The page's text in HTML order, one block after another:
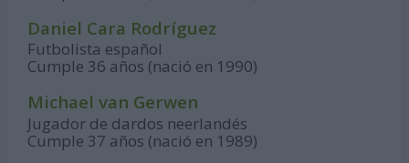
Daniel Cara Rodríguez
Futbolista español
Cumple 36 años (nació en 1990)
Michael van Gerwen
Jugador de dardos neerlandés
Cumple 37 años (nació en 1989)